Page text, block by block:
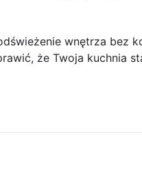
wnętrza bez
że Twoja kuchnia